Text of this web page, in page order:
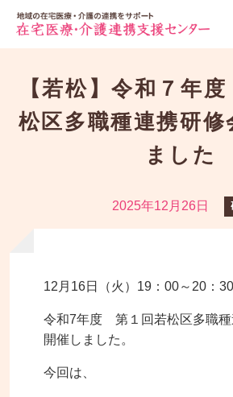
【若松】令和７年
松区多職種連携研修
ました
2025年12月26日
12月16日（火）19：00～20：30
令和7年度 第１回若松区多職種
開催しました。
今回は、